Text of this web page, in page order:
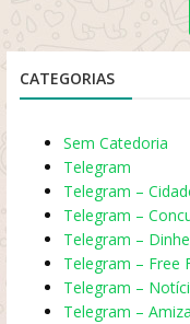
CATEGORIAS
Sem Catedoria
Telegram
Telegram –
Telegram –
Telegram –
Telegram – Free
Telegram –
Telegram –